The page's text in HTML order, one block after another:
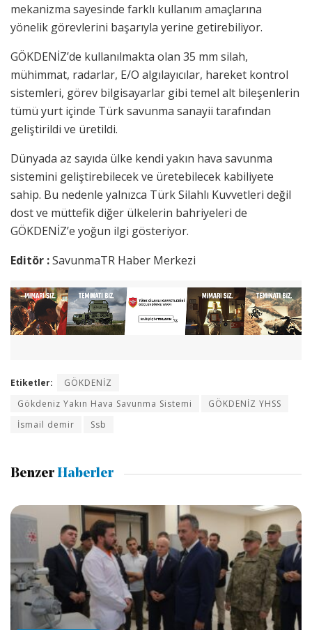
mekanizma sayesinde farklı kullanım amaçlarına
yönelik görevlerini başarıyla yerine getirebiliyor.
GÖKDENİZ’de kullanılmakta olan 35 mm silah,
mühimmat, radarlar, E/O algılayıcılar, hareket kontrol
sistemleri, görev bilgisayarlar gibi temel alt bileşenlerin
tümü yurt içinde Türk savunma sanayii tarafından
geliştirildi ve üretildi.
Dünyada az sayıda ülke kendi yakın hava savunma
sistemini geliştirebilecek ve üretebilecek kabiliyete
sahip. Bu nedenle yalnızca Türk Silahlı Kuvvetleri değil
dost ve müttefik diğer ülkelerin bahriyeleri de
GÖKDENİZ’e yoğun ilgi gösteriyor.
Editör :SavunmaTR Haber Merkezi
Etiketler:
GÖKDENİZ
Gökdeniz Yakın Hava Savunma Sistemi
GÖKDENİZ YHSS
İsmail demir
Ssb
Benzer Haberler